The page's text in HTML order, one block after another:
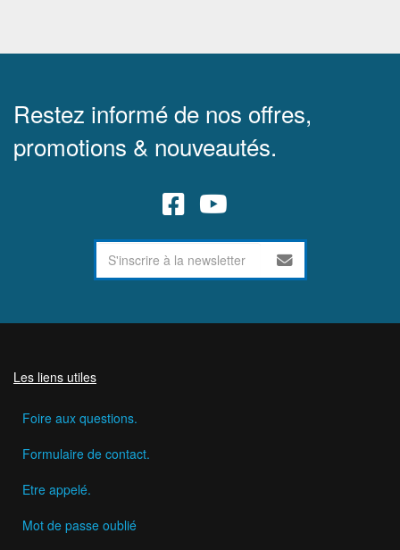
Restez informé de nos offres,
promotions & nouveautés.
Les liens utiles
Foire aux questions.
Formulaire de contact.
Etre appelé.
Mot de passe oublié